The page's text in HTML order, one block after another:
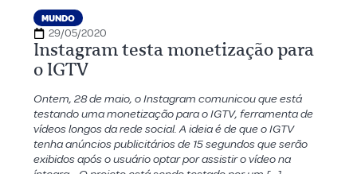
MUNDO
29/05/2020
Instagram testa monetização para
o IGTV
Ontem, 28 de maio, o Instagram comunicou que está
testando uma monetização para o IGTV, ferramenta de
vídeos longos da rede social. A ideia é de que o IGTV
tenha anúncios publicitários de 15 segundos que serão
exibidos após o usuário optar por assistir o vídeo na